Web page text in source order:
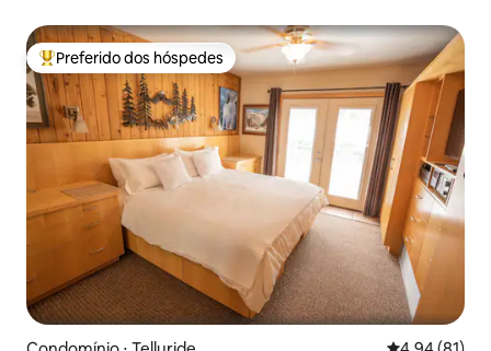
Entre os melhores preferidos dos hóspedes
Preferido dos hóspedes